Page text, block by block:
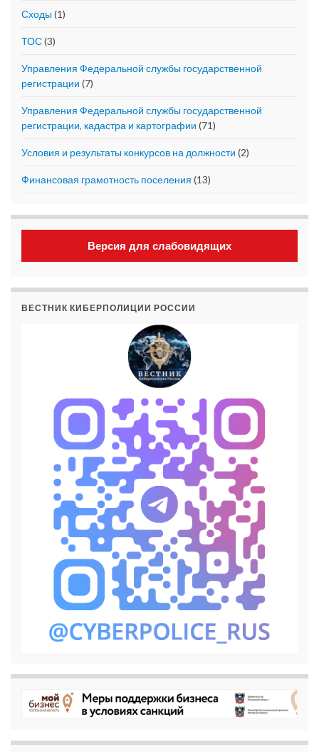
Сходы(1)
ТОС(3)
Управления Федеральной службы государственной
регистрации (7)
Управления Федеральной службы государственной
регистрации, кадастра и картографии (71)
Условия и результаты конкурсов на должности (2)
Финансовая грамотность поселения (13)
Версия для слабовидящих
ВЕСТНИК КИБЕРПОЛИЦИИ РОССИИ